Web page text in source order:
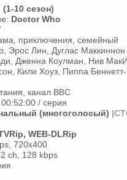
10 сезон)
Doctor Who
приключения, семейный
Эрос Лин, Дуглас Маккиннон
Дженна Коулман, Нив
Кили Хоуз, Пиппа
канал BBC
/ серия
(многоголосый)
WEB-DLRip
720x400
ch, 128 kbps